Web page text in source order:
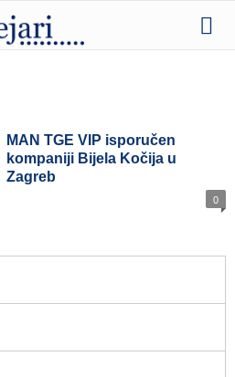
MAN TGE VIP isporučen
kompaniji Bijela Kočija u
Zagreb
0